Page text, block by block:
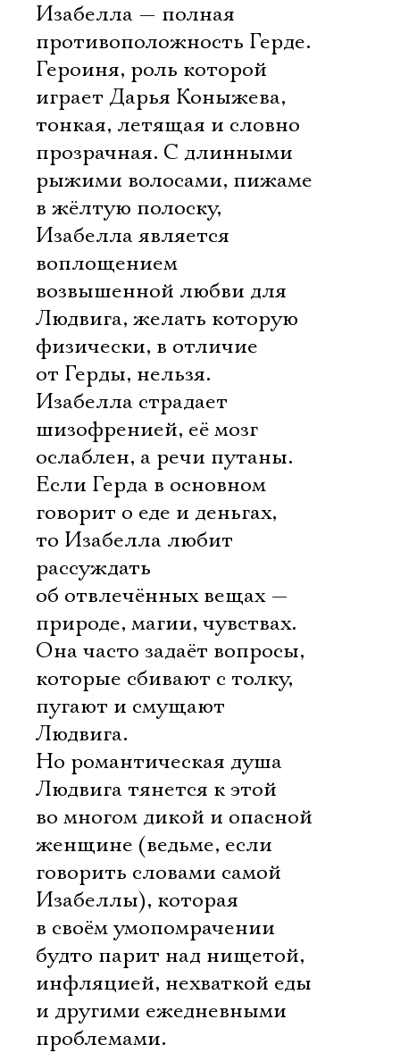
Изабелла — полная
противоположность Герде.
Героиня, роль которой
играет Дарья Коныжева,
тонкая, летящая и словно
прозрачная. С длинными
рыжими волосами, пижаме
в жёлтую полоску,
Изабелла является
воплощением
возвышенной любви для
Людвига, желать которую
физически, в отличие
от Герды, нельзя.
Изабелла страдает
шизофренией, её мозг
ослаблен, а речи путаны.
Если Герда в основном
говорит о еде и деньгах,
то Изабелла любит
рассуждать
об отвлечённых вещах —
природе, магии, чувствах.
Она часто задаёт вопросы,
которые сбивают с толку,
пугают и смущают
Людвига.
Но романтическая душа
Людвига тянется к этой
во многом дикой и опасной
женщине (ведьме, если
говорить словами самой
Изабеллы), которая
в своём умопомрачении
будто парит над нищетой,
инфляцией, нехваткой еды
и другими ежедневными
проблемами.